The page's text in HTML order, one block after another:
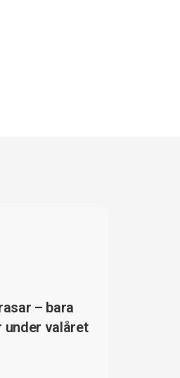
– bara
under valåret